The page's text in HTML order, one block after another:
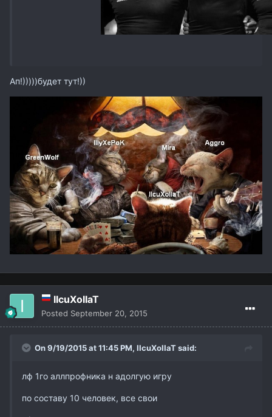
Ап!)))))будет тут!))
IIcuXoIIaT
Posted September 20, 2015
On 9/19/2015 at 11:45 PM, IIcuXoIIaTsaid:
лф 1го аллпрофника н адолгую игру
по составу 10 человек, все свои